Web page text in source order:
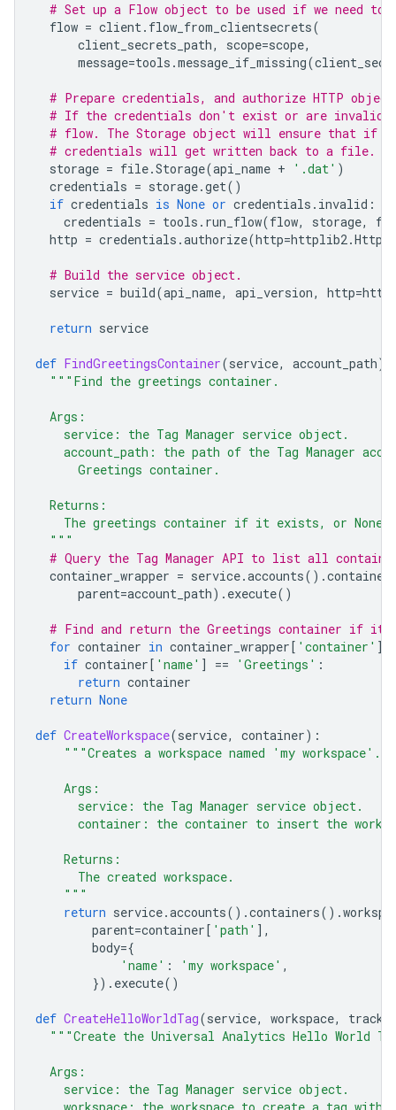
# Set up a Flow object to be used if we need to
flow = client. flow_from_clientsecrets(
client_secrets_path, scope=scope,
message=tools .message_if_missing(
# Prepare credentials, and authorize HTTP
# If the credentials don't exist or are invalid
# flow. The Storage object will ensure that if
# credentials will get written back to a file.
storage = file.Storage(api_name + '.dat' )
credentials = storage.get()
if credentials is None or credentials . invalid :
credentials = tools . run_flow(flow, storage,
http = credentials .authorize(http=httplib2.Http
# Build the service object.
service = build(api_name, api_version, http=http
return service
def FindGreetingsContainer(service, account_path):
"""Find the greetings container.
  Args:
    service: the Tag Manager service object.
account_path: the path of the Tag Manager
      Greetings container.
  Returns:
The greetings container if it exists, or None
  """
# Query the Tag Manager API to list all
container_wrapper = service.accounts() .
parent=account_path) . execute()
# Find and return the Greetings container if it
for container in container_wrapper[ 'container' ]:
if container[ 'name' ] == 'Greetings' :
return container
return None
def CreateWorkspace(service, container):
"""Creates a workspace named 'my workspace'.
    Args:
      service: the Tag Manager service object.
container: the container to insert the
    Returns:
      The created workspace.
    """
return service.accounts() .containers() .
parent=container[ 'path' ],
body={
'name' : 'my workspace' ,
}) . execute()
def CreateHelloWorldTag(service, workspace,
"""Create the Universal Analytics Hello World
  Args:
    service: the Tag Manager service object.